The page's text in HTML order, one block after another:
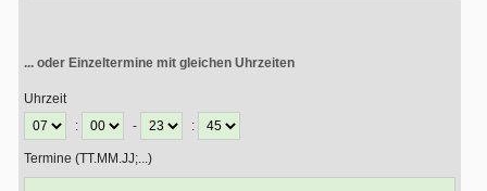
... oder Einzeltermine mit gleichen Uhrzeiten
Uhrzeit
:
- :
Termine (TT.MM.JJ;...)